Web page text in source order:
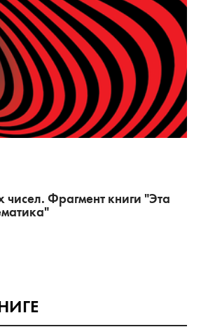
чисел. Фрагмент книги "Эта